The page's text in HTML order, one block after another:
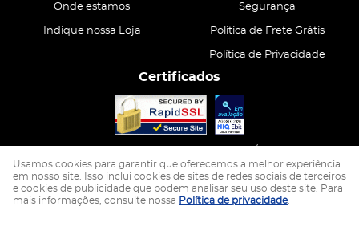
Onde estamos
Indique nossa Loja
Segurança
Politica de Frete Grátis
Política de Privacidade
Certificados
LOJA VIRTUAL CRIADA POR
Usamos cookies para garantir que oferecemos a melhor experiência
em nosso site. Isso inclui cookies de sites de redes sociais de terceiros
e cookies de publicidade que podem analisar seu uso deste site. Para
mais informações, consulte nossa Política de privacidade.